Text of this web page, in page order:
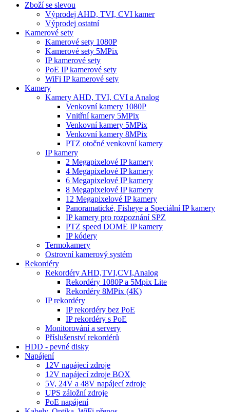
Zboží se slevou
Výprodej AHD, TVI, CVI kamer
Výprodej ostatní
Kamerové sety
Kamerové sety 1080P
Kamerové sety 5MPix
IP kamerové sety
PoE IP kamerové sety
WiFi IP kamerové sety
Kamery
Kamery AHD, TVI, CVI a Analog
Venkovní kamery 1080P
Vnitřní kamery 5MPix
Venkovní kamery 5MPix
Venkovní kamery 8MPix
PTZ otočné venkovní kamery
IP kamery
2 Megapixelové IP kamery
4 Megapixelové IP kamery
6 Megapixelové IP kamery
8 Megapixelové IP kamery
12 Megapixelové IP kamery
Panoramatické, Fisheye a Speciální IP kamery
IP kamery pro rozpoznání SPZ
PTZ speed DOME IP kamery
IP kódery
Termokamery
Ostrovní kamerový systém
Rekordéry
Rekordéry AHD,TVI,CVI,Analog
Rekordéry 1080P a 5Mpix Lite
Rekordéry 8MPix (4K)
IP rekordéry
IP rekordéry bez PoE
IP rekordéry s PoE
Monitorování a servery
Příslušenství rekordérů
HDD - pevné disky
Napájení
12V napájecí zdroje
12V napájecí zdroje BOX
5V, 24V a 48V napájecí zdroje
UPS záložní zdroje
PoE napájení